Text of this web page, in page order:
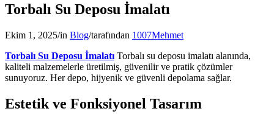
Torbalı Su Deposu İmalatı
Ekim 1, 2025/in Blog/tarafından 1007Mehmet
Torbalı Su Deposu İmalatı Torbalı su deposu imalatı alanında,
kaliteli malzemelerle üretilmiş, güvenilir ve pratik çözümler
sunuyoruz. Her depo, hijyenik ve güvenli depolama sağlar.
Estetik ve Fonksiyonel Tasarım